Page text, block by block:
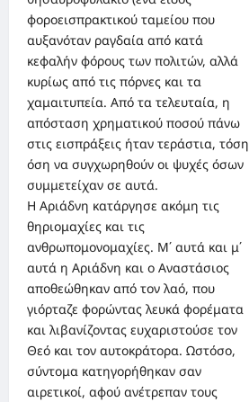
φοροεισπρακτικού ταμείου που
αυξανόταν ραγδαία από κατά
κεφαλήν φόρους των πολιτών, αλλά
κυρίως από τις πόρνες και τα
χαμαιτυπεία. Από τα τελευταία, η
απόσταση χρηματικού ποσού πάνω
στις εισπράξεις ήταν τεράστια, τόση
όση να συγχωρηθούν οι ψυχές όσων
συμμετείχαν σε αυτά.
Η Αριάδνη κατάργησε ακόμη τις
θηριομαχίες και τις
ανθρωπομονομαχίες. Μ΄ αυτά και μ΄
αυτά η Αριάδνη και ο Αναστάσιος
αποθεώθηκαν από τον λαό, που
γιόρταζε φορώντας λευκά φορέματα
και λιβανίζοντας ευχαριστούσε τον
Θεό και τον αυτοκράτορα. Ωστόσο,
σύντομα κατηγορήθηκαν σαν
αιρετικοί, αφού ανέτρεπαν τους